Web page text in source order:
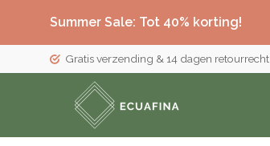
Summer Sale: Tot 40% korting!
Gratis verzending & 14 dagen retourrecht